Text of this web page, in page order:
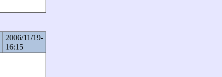
2006/11/19-
16:15